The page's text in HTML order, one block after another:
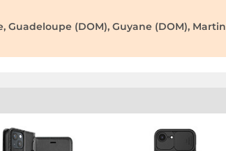
(DOM), Guyane (DOM),